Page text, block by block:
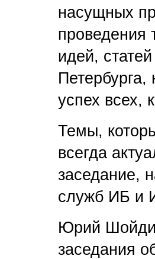
насущных
проведения
идей,
успех всех,
Темы,
всегда
заседание,
служб ИБ и
Юрий
заседания